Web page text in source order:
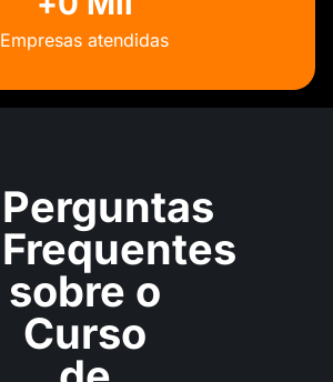
Empresas atendidas
Perguntas
Frequentes
sobre o
Curso